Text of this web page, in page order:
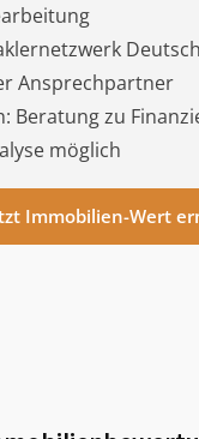
Ansprechpartner
Beratung zu
möglich
Immobilien-Wert